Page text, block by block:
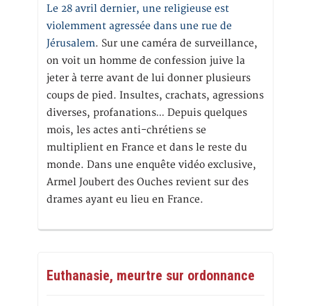
Le 28 avril dernier, une religieuse est
violemment agressée dans une rue de
Jérusalem. Sur une caméra de surveillance,
on voit un homme de confession juive la
jeter à terre avant de lui donner plusieurs
coups de pied. Insultes, crachats, agressions
diverses, profanations… Depuis quelques
mois, les actes anti-chrétiens se
multiplient en France et dans le reste du
monde. Dans une enquête vidéo exclusive,
Armel Joubert des Ouches revient sur des
drames ayant eu lieu en France.
Euthanasie, meurtre sur ordonnance